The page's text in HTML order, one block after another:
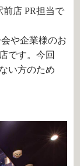
店 PR担当で
や企業様のお
です。今回
い方のため